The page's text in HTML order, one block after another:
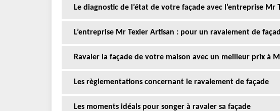
Le diagnostic de l’état de votre façade avec l’entreprise
L’entreprise Mr Texier Artisan : pour un ravalement de
Ravaler la façade de votre maison avec un meilleur prix à
Les règlementations concernant le ravalement de façade
Les moments idéals pour songer à ravaler sa façade